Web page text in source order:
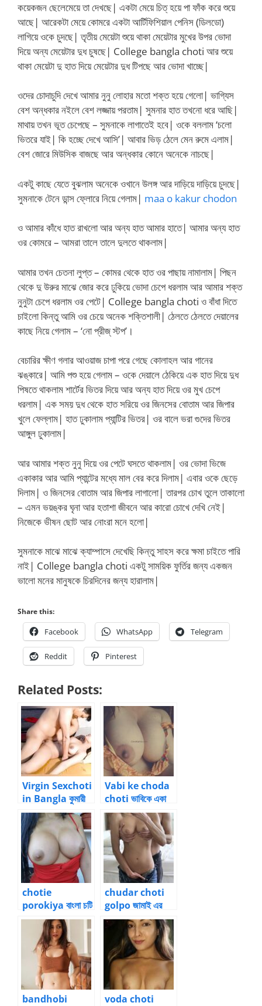
কয়েকজন ছেলেমেয়ে তা দেখছে| একটা মেয়ে চিত্ হয়ে পা ফাঁক করে শুয়ে
আছে| আরেকটা মেয়ে কোমরে একটা আর্টিফিশিয়াল পেনিস (ডিলডো)
লাগিয়ে ওকে চুদছে| তৃতীয় মেয়েটা শুয়ে থাকা মেয়েটার মুখের উপর ভোদা
দিয়ে অন্য মেয়েটার দুধ চুষছে| College bangla choti আর শুয়ে
থাকা মেয়েটা দু হাত দিয়ে মেয়েটার দুধ টিপছে আর ভোদা খাচ্ছে|
ওদের চোদাচুদি দেখে আমার নুনু লোহার মতো শক্ত হয়ে গেলো| ভাগ্যিস
বেশ অন্ধকার নইলে বেশ লজ্জায় পরতাম| সুমনার হাত তখনো ধরে আছি|
মাথায় তখন ভূত চেপেছে – সুমনাকে লাগাতেই হবে| ওকে বললাম ‘চলো
ভিতরে যাই| কি হচ্ছে দেখে আসি’| আবার ভিড় ঠেলে মেন রুমে এলাম|
বেশ জোরে মিউসিক বাজছে আর অন্ধকার কোনে অনেকে নাচছে|
একটু কাছে যেতে বুঝলাম অনেকে ওখানে উলঙ্গ আর দাড়িয়ে দাড়িয়ে চুদছে|
সুমনাকে টেনে ডান্স ফ্লোরে নিয়ে গেলাম| maa o kakur chodon
ও আমার কাঁধে হাত রাখলো আর অন্য হাত আমার হাতে| আমার অন্য হাত
ওর কোমরে – আমরা তালে তালে দুলতে থাকলাম|
আমার তখন চেতনা লুপ্ত – কোমর থেকে হাত ওর পাছায় নামালাম| পিছন
থেকে দু উরুর মাঝে জোর করে ঢুকিয়ে ভোদা চেপে ধরলাম আর আমার শক্ত
নুনুটা চেপে ধরলাম ওর পেটে| College bangla choti ও বাঁধা দিতে
চাইলো কিন্তু আমি ওর চেয়ে অনেক শক্তিশালী| ঠেলতে ঠেলতে দেয়ালের
কাছে নিয়ে গেলাম – ‘নো প্রীজ্ স্টপ’।
বেচারির ক্ষীণ গলার আওয়াজ চাপা পরে গেছে কোলাহল আর গানের
ঝঙ্কারে| আমি পশু হয়ে গেলাম – ওকে দেয়ালে ঠেকিয়ে এক হাত দিয়ে দুধ
পিষতে থাকলাম শার্টের ভিতর দিয়ে আর অন্য হাত দিয়ে ওর মুখ চেপে
ধরলাম| এক সময় দুধ থেকে হাত সরিয়ে ওর জিনসের বোতাম আর জিপার
খুলে ফেল্লাম| হাত ঢুকালাম প্যান্টির ভিতর| ওর বালে ভরা গুদের ভিতর
আঙ্গুল ঢুকালাম|
আর আমার শক্ত নুনু দিয়ে ওর পেটে ঘসতে থাকলাম| ওর ভোদা ভিজে
একাকার আর আমি প্যান্টের মধ্যে মাল বের করে দিলাম| এবার ওকে ছেড়ে
দিলাম| ও জিনসের বোতাম আর জিপার লাগালো| তারপর চোখ তুলে তাকালো
– এমন ভয়ঙ্কর ঘৃনা আর হতাশা জীবনে আর কারো চোখে দেখি নেই|
নিজেকে ভীষন ছোট আর নোংরা মনে হলো|
সুমনাকে মাঝে মাঝে ক্যাম্পাসে দেখেছি কিন্তু সাহস করে ক্ষমা চাইতে পারি
নাই| College bangla choti একটু সাময়িক ফুর্তির জন্য একজন
ভালো মনের মানুষকে চিরদিনের জন্য হারালাম|
Share this:
Facebook WhatsApp Telegram
Reddit Pinterest
Related Posts:
Virgin Sexchoti
in Bangla কুমারী
বউ চোদার গল্প চটি 2
Vabi ke choda
choti ভাবিকে একা
পেয়ে চোদা বাংলা চটি 1
chotie
porokiya বাংলা চটি
গল্প বন্ধুর বউ
পারমিতাকে চোদা ৩
chudar choti
golpo জামাই এর
সামনেই পর পুরুষের
সাথে চুদাচুদি
bandhobi
voda choti